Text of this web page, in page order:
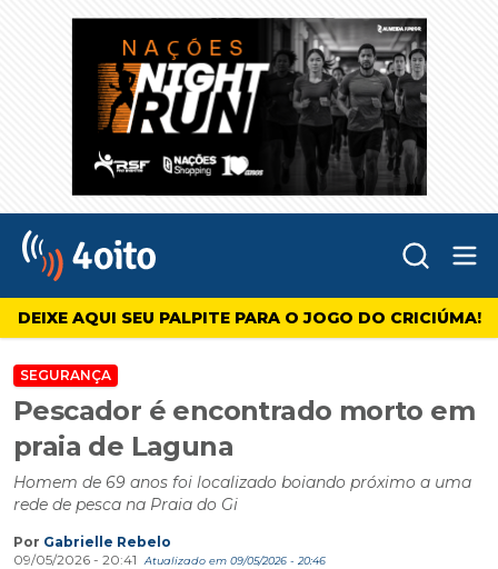
4oito
DEIXE AQUI SEU PALPITE PARA O JOGO DO CRICIÚMA!
SEGURANÇA
Pescador é encontrado morto em
praia de Laguna
Homem de 69 anos foi localizado boiando próximo a uma
rede de pesca na Praia do Gi
Por Gabrielle Rebelo
09/05/2026 - 20:41
Atualizado em 09/05/2026 - 20:46